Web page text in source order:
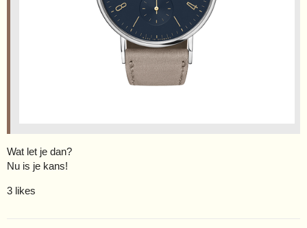
Wat let je dan?
Nu is je kans!
3 likes